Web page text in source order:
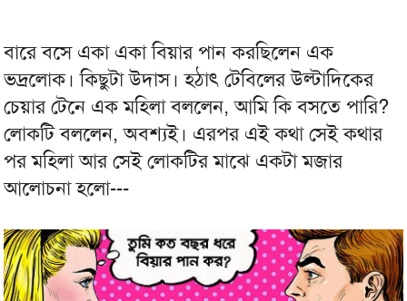
বারে বসে একা একা বিয়ার পান করছিলেন এক
ভদ্রলোক। কিছুটা উদাস। হঠাৎ টেবিলের উল্টাদিকের
চেয়ার টেনে এক মহিলা বললেন, আমি কি বসতে পারি?
লোকটি বললেন, অবশ্যই। এরপর এই কথা সেই কথার
পর মহিলা আর সেই লোকটির মাঝে একটা মজার
আলোচনা হলো---